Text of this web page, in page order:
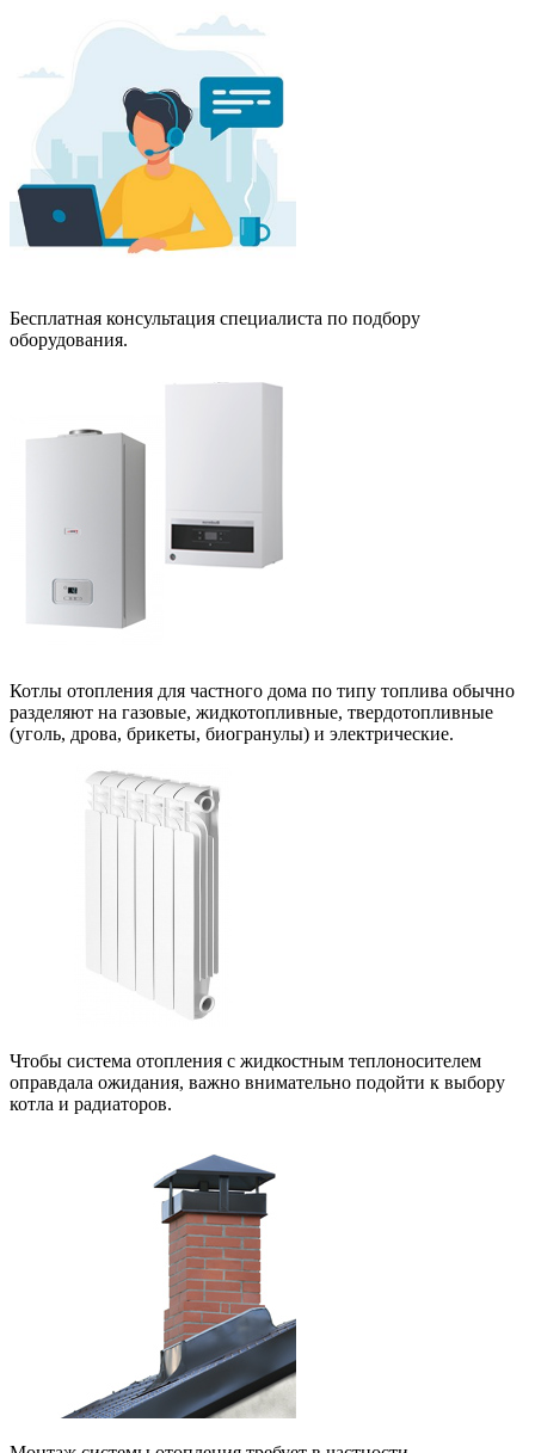
Бесплатная консультация специалиста по подбору
оборудования.
Котлы отопления для частного дома по типу топлива обычно
разделяют на газовые, жидкотопливные, твердотопливные
(уголь, дрова, брикеты, биогранулы) и электрические.
Чтобы система отопления с жидкостным теплоносителем
оправдала ожидания, важно внимательно подойти к выбору
котла и радиаторов.